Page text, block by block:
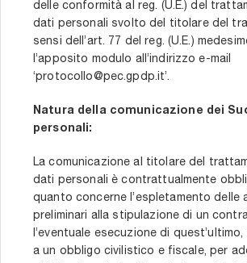
delle conformità al reg. (U.E.) del
dati personali svolto del titolare del
sensi dell’art. 77 del reg. (U.E.)
l’apposito modulo all’indirizzo e-mail
‘protocollo@pec.gpdp.it’.
Natura della comunicazione dei
personali:
La comunicazione al titolare del
dati personali è contrattualmente
quanto concerne l’espletamento delle
preliminari alla stipulazione di un
l’eventuale esecuzione di
a un obbligo civilistico e fiscale, per